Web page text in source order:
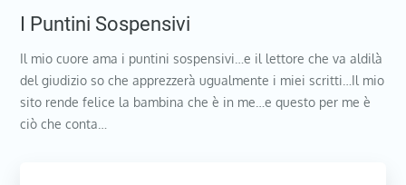
I Puntini Sospensivi
Il mio cuore ama i puntini sospensivi…e il lettore che va aldilà
del giudizio so che apprezzerà ugualmente i miei scritti…Il mio
sito rende felice la bambina che è in me…e questo per me è
ciò che conta…